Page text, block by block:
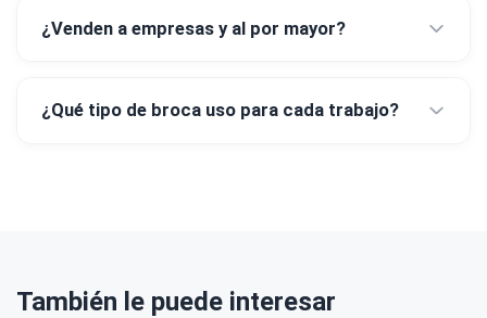
¿Venden a empresas y al por mayor?
¿Qué tipo de broca uso para cada trabajo?
También le puede interesar